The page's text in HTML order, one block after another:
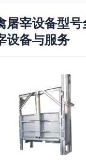
屠宰设备型号
设备与服务